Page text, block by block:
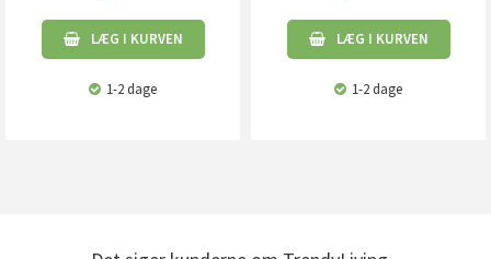
LÆG I KURVEN
1-2 dage
LÆG I KURVEN
1-2 dage